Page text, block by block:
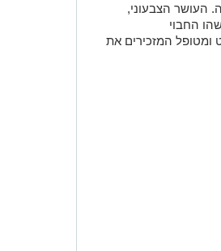
העושר הצבעוני,
החבוי
ומטופל המזכירים את